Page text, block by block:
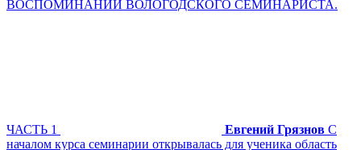
ВОСПОМИНАНИЙ ВОЛОГОДСКОГО СЕМИНАРИСТА.
ЧАСТЬ 1 Евгений Грязнов С
началом курса семинарии открывалась для ученика область